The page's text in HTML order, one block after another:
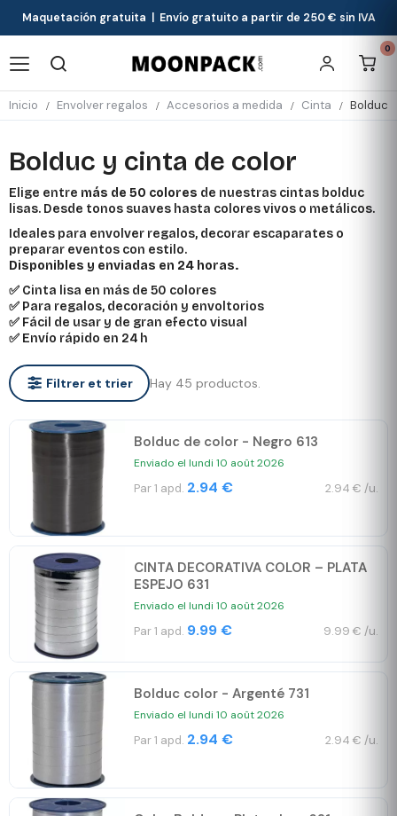
Maquetación gratuita | Envío gratuito a partir de 250 € sin IVA
0
Inicio Envolver regalos Accesorios a medida Cinta Bolduc
Bolduc y cinta de color
Elige entre más de 50 colores de nuestras cintas bolduc
lisas. Desde tonos suaves hasta colores vivos o metálicos.
Ideales para envolver regalos, decorar escaparates o
preparar eventos con estilo.
Disponibles y enviadas en 24 horas.
✅ Cinta lisa en más de 50 colores
✅ Para regalos, decoración y envoltorios
✅ Fácil de usar y de gran efecto visual
✅ Envío rápido en 24 h
Filtrer et trier Hay 45 productos.
Bolduc de color - Negro 613
Enviado el lundi 10 août 2026
Par 1 apd. 2.94 € 2.94 € /u.
CINTA DECORATIVA COLOR – PLATA
ESPEJO 631
Enviado el lundi 10 août 2026
Par 1 apd. 9.99 € 9.99 € /u.
Bolduc color - Argenté 731
Enviado el lundi 10 août 2026
Par 1 apd. 2.94 € 2.94 € /u.